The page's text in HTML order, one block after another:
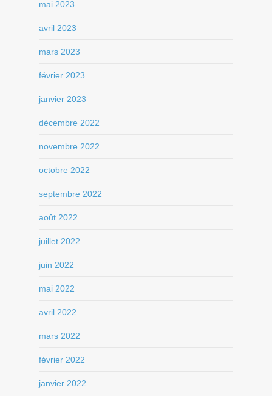
mai 2023
avril 2023
mars 2023
février 2023
janvier 2023
décembre 2022
novembre 2022
octobre 2022
septembre 2022
août 2022
juillet 2022
juin 2022
mai 2022
avril 2022
mars 2022
février 2022
janvier 2022